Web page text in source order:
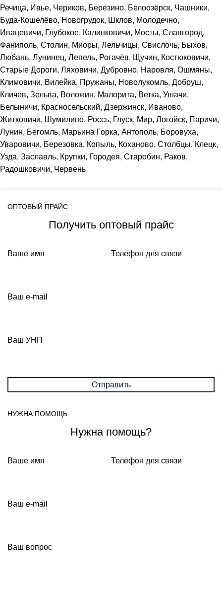
Речица, Ивье, Чериков, Березино, Белоозёрск, Чашники,
Буда-Кошелёво, Новогрудок, Шклов, Молодечно,
Ивацевичи, Глубокое, Калинковичи, Мосты, Славгород,
Фаниполь, Столин, Миоры, Лельчицы, Свислочь, Быхов,
Любань, Лунинец, Лепель, Рогачёв, Щучин, Костюковичи,
Старые Дороги, Ляховичи, Дубровно, Наровля, Ошмяны,
Климовичи, Вилейка, Пружаны, Новолукомль, Добруш,
Кличев, Зельва, Воложин, Малорита, Ветка, Ушачи,
Белыничи, Красносельский, Дзержинск, Иваново,
Житковичи, Шумилино, Россь, Глуск, Мир, Логойск, Паричи,
Лунин, Бегомль, Марьина Горка, Антополь, Боровуха,
Уваровичи, Березовка, Копыль, Коханово, Столбцы, Клецк,
Узда, Заславль, Крупки, Городея, Старобин, Раков,
Радошковичи, Червень
ОПТОВЫЙ ПРАЙС
Получить оптовый прайс
Ваше имя Телефон для связи
Ваш e-mail
Ваш УНП
НУЖНА ПОМОЩЬ
Нужна помощь?
Ваше имя Телефон для связи
Ваш e-mail
Ваш вопрос